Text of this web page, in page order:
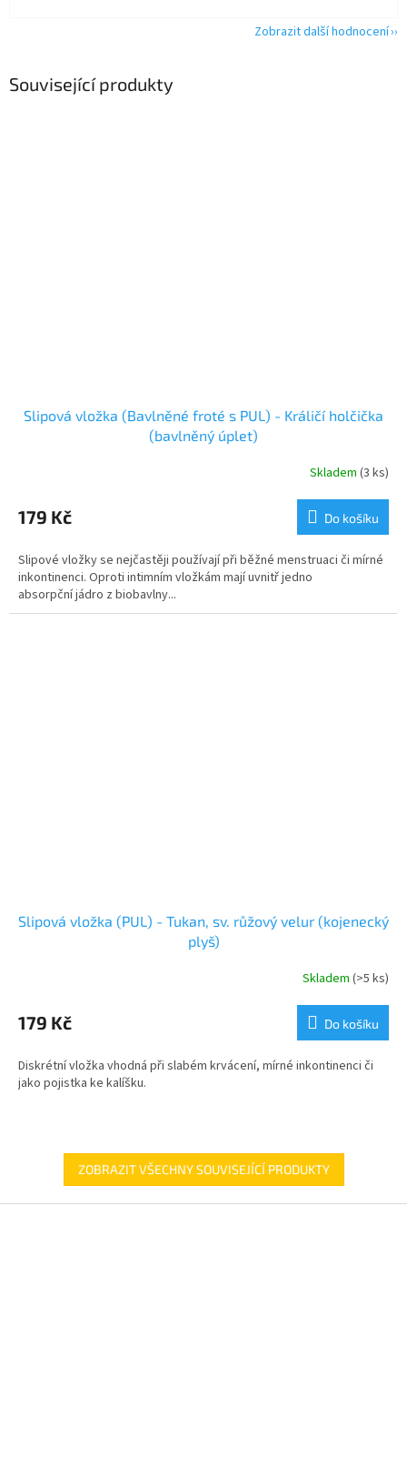
Související produkty
Slipová vložka (Bavlněné froté s PUL) - Králičí holčička
(bavlněný úplet)
produktu
je
z
5
hvězdiček.
Skladem(3 ks)
179 Kč Do košíku
Slipové vložky se nejčastěji používají při běžné menstruaci či mírné
inkontinenci. Oproti intimním vložkám mají uvnitř jedno
absorpční jádro z biobavlny...
Slipová vložka (PUL) - Tukan, sv. růžový velur (kojenecký
plyš)
Skladem (>5 ks)
179 Kč Do košíku
Diskrétní vložka vhodná při slabém krvácení, mírné inkontinenci či
jako pojistka ke kalíšku.
ZOBRAZIT VŠECHNY SOUVISEJÍCÍ PRODUKTY
Zobrazit další hodnocení